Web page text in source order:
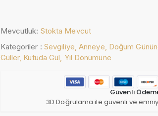
Mevcutluk: Stokta Mevcut
Kategoriler : Sevgiliye,Anneye, Doğum
Güller, Kutuda Gül, Yıl Dönümüne
Güvenli
3D Doğrulama ile güvenli ve